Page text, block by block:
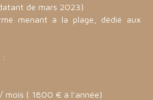
de mars 2023)
menant à la plage, dédié aux
:
mois ( 1800 € à l'année)